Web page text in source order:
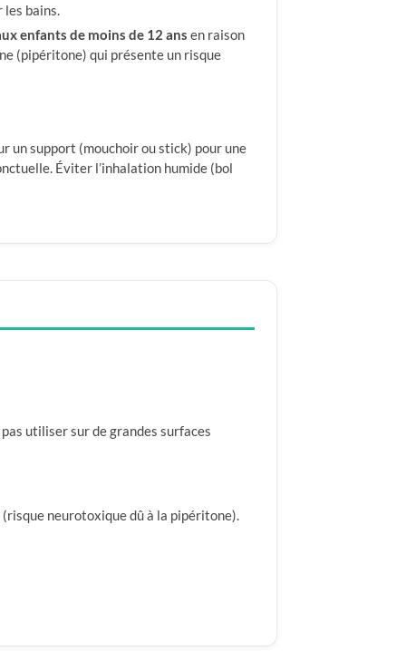
bains.
enfants de moins de 12 ans en raison
(pipéritone) qui présente un risque
un support (mouchoir ou stick) pour une
Éviter l’inhalation humide (bol
utiliser sur de grandes surfaces
neurotoxique dû à la pipéritone).